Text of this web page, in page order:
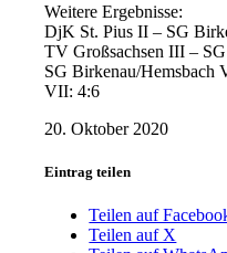
Weitere Ergebnisse:
DjK St. Pius II – SG
TV Großsachsen III –
SG Birkenau/
VII: 4:6
20. Oktober 2020
Eintrag teilen
Teilen auf
Teilen auf X